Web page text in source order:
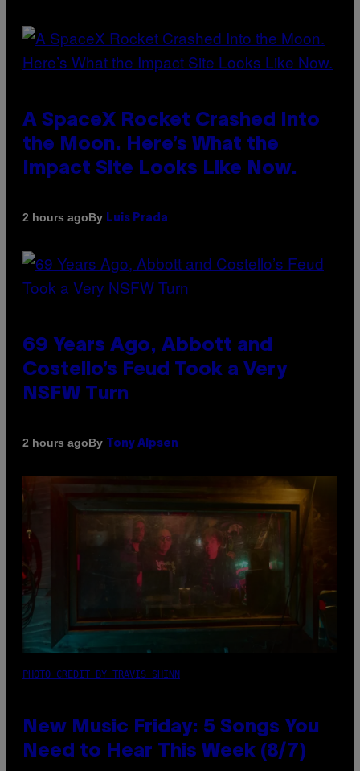
A SpaceX Rocket Crashed Into
the Moon. Here’s What the
Impact Site Looks Like Now.
2 hours agoBy Luis Prada
69 Years Ago, Abbott and
Costello’s Feud Took a Very
NSFW Turn
2 hours agoBy Tony Alpsen
PHOTO CREDIT BY TRAVIS SHINN
New Music Friday: 5 Songs You
Need to Hear This Week (8/7)